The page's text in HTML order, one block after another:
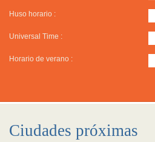
Huso horario :
Universal Time :
Horario de verano :
Ciudades próximas